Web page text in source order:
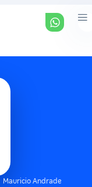
Mauricio Andrade